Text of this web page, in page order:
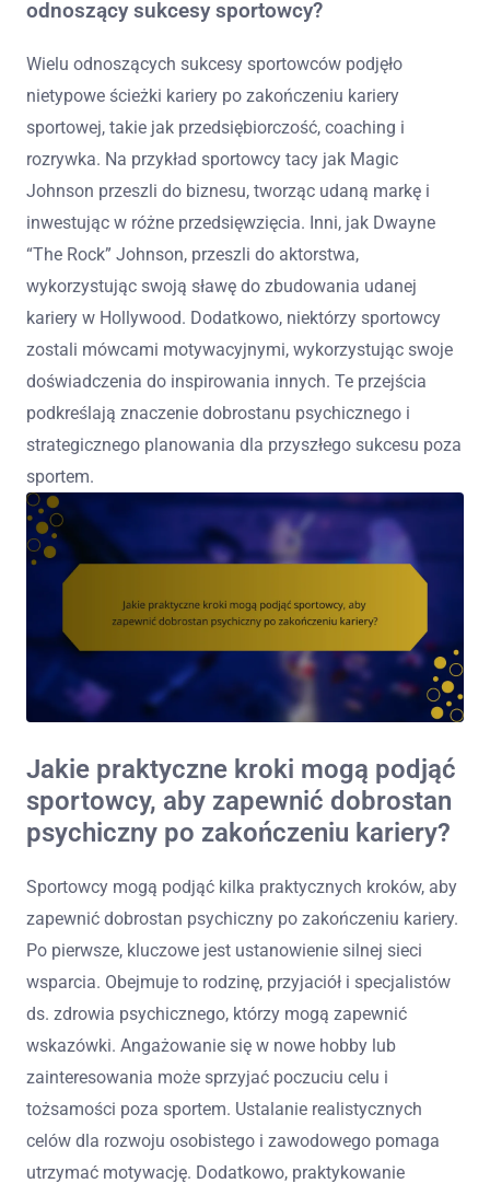
odnoszący sukcesy sportowcy?
Wielu odnoszących sukcesy sportowców podjęło
nietypowe ścieżki kariery po zakończeniu kariery
sportowej, takie jak przedsiębiorczość, coaching i
rozrywka. Na przykład sportowcy tacy jak Magic
Johnson przeszli do biznesu, tworząc udaną markę i
inwestując w różne przedsięwzięcia. Inni, jak Dwayne
“The Rock” Johnson, przeszli do aktorstwa,
wykorzystując swoją sławę do zbudowania udanej
kariery w Hollywood. Dodatkowo, niektórzy sportowcy
zostali mówcami motywacyjnymi, wykorzystując swoje
doświadczenia do inspirowania innych. Te przejścia
podkreślają znaczenie dobrostanu psychicznego i
strategicznego planowania dla przyszłego sukcesu poza
sportem.
Jakie praktyczne kroki mogą podjąć
sportowcy, aby zapewnić dobrostan
psychiczny po zakończeniu kariery?
Sportowcy mogą podjąć kilka praktycznych kroków, aby
zapewnić dobrostan psychiczny po zakończeniu kariery.
Po pierwsze, kluczowe jest ustanowienie silnej sieci
wsparcia. Obejmuje to rodzinę, przyjaciół i specjalistów
ds. zdrowia psychicznego, którzy mogą zapewnić
wskazówki. Angażowanie się w nowe hobby lub
zainteresowania może sprzyjać poczuciu celu i
tożsamości poza sportem. Ustalanie realistycznych
celów dla rozwoju osobistego i zawodowego pomaga
utrzymać motywację. Dodatkowo, praktykowanie